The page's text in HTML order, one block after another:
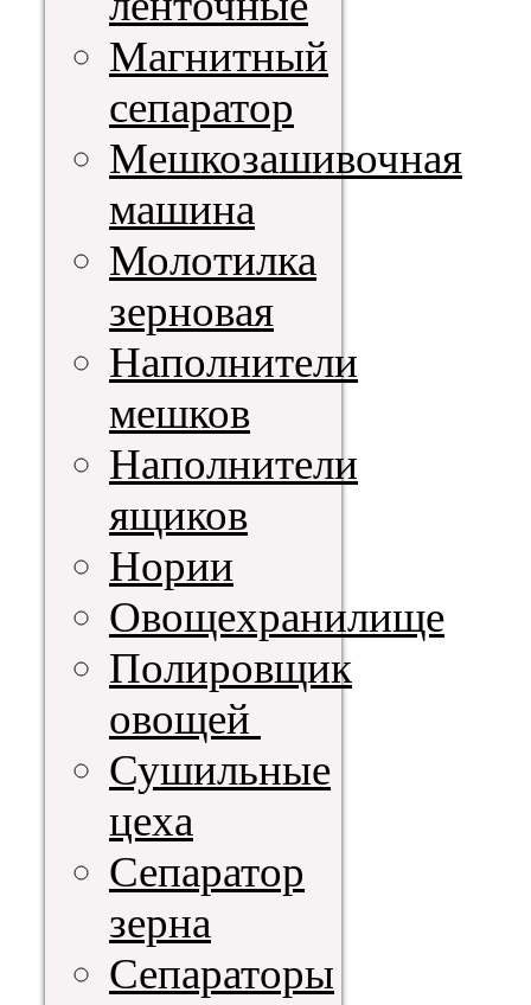
Магнитный
сепаратор
Мешкозашивочная
машина
Молотилка
зерновая
Наполнители
мешков
Наполнители
ящиков
Нории
Овощехранилище
Полировщик
овощей
Сушильные
цеха
Сепаратор
зерна
Сепараторы